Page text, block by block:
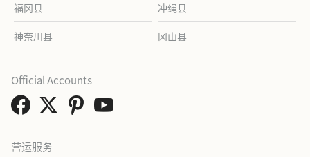
福冈县 冲绳县
神奈川县 冈山县
营运服务
Official Accounts